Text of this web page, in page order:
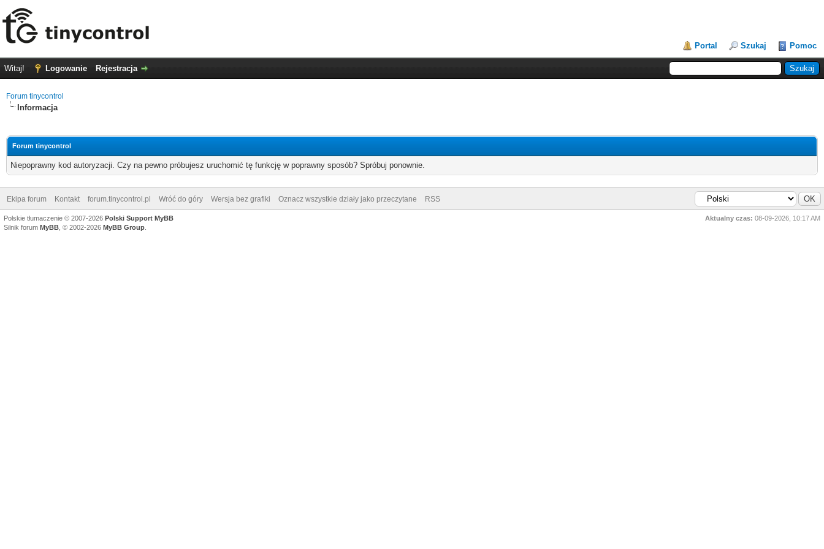
Portal Szukaj Pomoc
Witaj! Logowanie Rejestracja
Forum tinycontrol
Informacja
Forum tinycontrol
Niepoprawny kod autoryzacji. Czy na pewno próbujesz uruchomić tę funkcję w poprawny sposób? Spróbuj ponownie.
Ekipa forum Kontakt forum.tinycontrol.pl Wróć do góry Wersja bez grafiki Oznacz wszystkie działy jako przeczytane RSS
Aktualny czas: 08-09-2026, 10:17 AM
Polskie tłumaczenie © 2007-2026 Polski Support MyBB
Silnik forum MyBB , © 2002-2026 MyBB Group